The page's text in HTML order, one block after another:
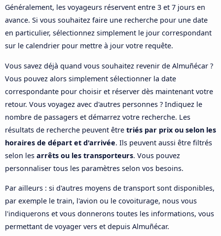
Généralement, les voyageurs réservent entre 3 et 7 jours en
avance. Si vous souhaitez faire une recherche pour une date
en particulier, sélectionnez simplement le jour correspondant
sur le calendrier pour mettre à jour votre requête.
Vous savez déjà quand vous souhaitez revenir de Almuñécar ?
Vous pouvez alors simplement sélectionner la date
correspondante pour choisir et réserver dès maintenant votre
retour. Vous voyagez avec d'autres personnes ? Indiquez le
nombre de passagers et démarrez votre recherche. Les
résultats de recherche peuvent être triés par prix ou selon les
horaires de départ et d'arrivée. Ils peuvent aussi être filtrés
selon les arrêts ou les transporteurs. Vous pouvez
personnaliser tous les paramètres selon vos besoins.
Par ailleurs : si d'autres moyens de transport sont disponibles,
par exemple le train, l'avion ou le covoiturage, nous vous
l'indiquerons et vous donnerons toutes les informations, vous
permettant de voyager vers et depuis Almuñécar.